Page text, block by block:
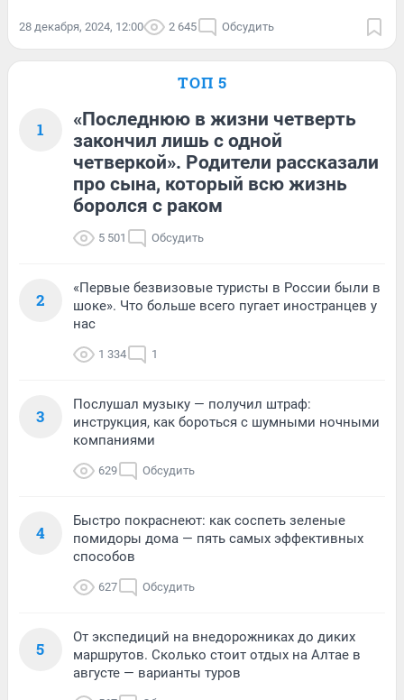
28 декабря, 2024, 12:00 2 645 Обсудить
ТОП 5
1
«Последнюю в жизни четверть
закончил лишь с одной
четверкой». Родители рассказали
про сына, который всю жизнь
боролся с раком
5 501 Обсудить
2
«Первые безвизовые туристы в России были в
шоке». Что больше всего пугает иностранцев у
нас
1 334 1
3
Послушал музыку — получил штраф:
инструкция, как бороться с шумными ночными
компаниями
629 Обсудить
4
Быстро покраснеют: как соспеть зеленые
помидоры дома — пять самых эффективных
способов
627 Обсудить
5
От экспедиций на внедорожниках до диких
маршрутов. Сколько стоит отдых на Алтае в
августе — варианты туров